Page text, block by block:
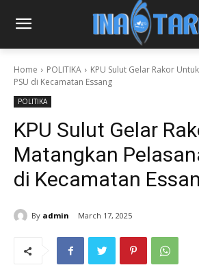
Home POLITIKA
KPU Sulut Gelar Rakor
PSU di Kecamatan Essang
POLITIKA
KPU Sulut Gelar
Matangkan
di Kecamatan
By admin March 17, 2025